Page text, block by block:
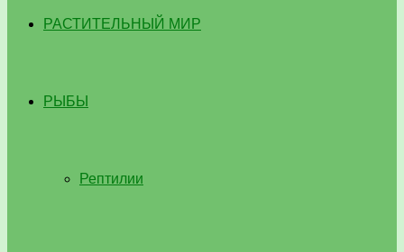
РАСТИТЕЛЬНЫЙ МИР
РЫБЫ
Рептилии